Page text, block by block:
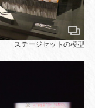
ステージセットの模型